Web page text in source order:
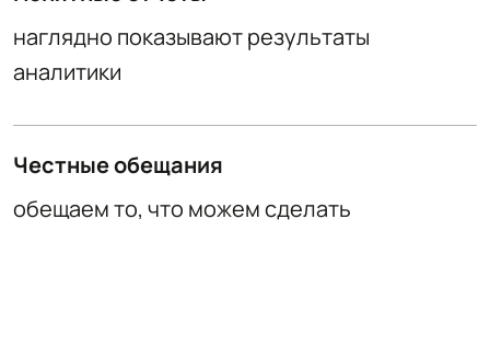
наглядно показывают результаты
аналитики
Честные обещания
обещаем то, что можем сделать